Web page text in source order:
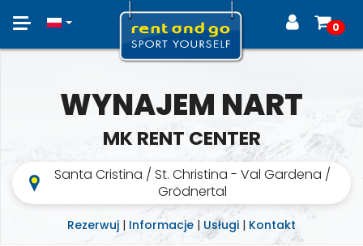
Toggle
0
WYNAJEM NART
MK RENT CENTER
Santa Cristina / St. Christina - Val Gardena /
Grödnertal
Rezerwuj | Informacje | Usługi | Kontakt